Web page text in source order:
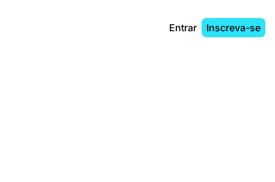
Entrar Inscreva-se